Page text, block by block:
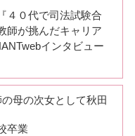
４０代で司法試験合
師が挑んだキャリア
インタビュー
母の次女として秋田
卒業